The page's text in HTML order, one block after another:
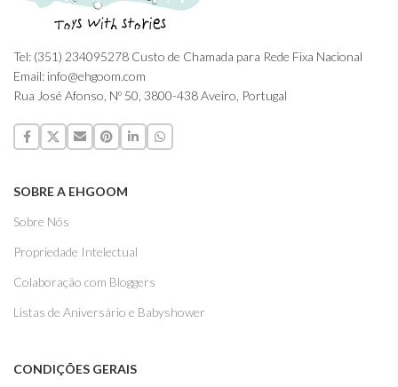
Tel: (351) 234095278 Custo de Chamada para Rede Fixa Nacional
Email: info@ehgoom.com
Rua José Afonso, Nº 50, 3800-438 Aveiro, Portugal
SOBRE A EHGOOM
Sobre Nós
Propriedade Intelectual
Colaboração com Bloggers
Listas de Aniversário e Babyshower
CONDIÇÕES GERAIS